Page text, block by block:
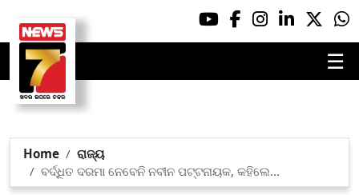
☰
Home
ରାଜ୍ୟ
ବର୍ଦ୍ଧିତ ଦରମା ନେବେନି ନବୀନ ପଟ୍ଟନାୟକ, କହିଲେ...